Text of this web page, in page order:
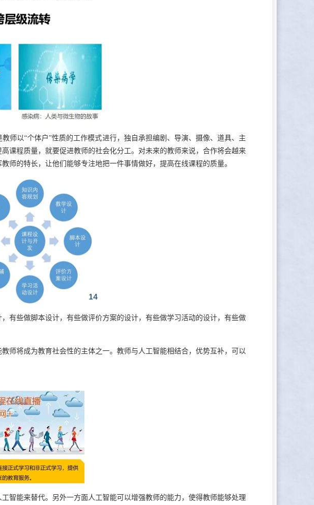
以“个体户”性质的工作模式进行，独自承担编剧、导演、摄像、道具、主
课程质量，就要促进教师的社会化分工。对未来的教师来说，合作将会越来
师的特长，让他们能够专注地把一件事情做好，提高在线课程的质量。
些做脚本设计，有些做评价方案的设计，有些做学习活动的设计，有些做
将成为教育社会性的主体之一。教师与人工智能相结合，优势互补，可以
能来替代。另外一方面人工智能可以增强教师的能力，使得教师能够处理